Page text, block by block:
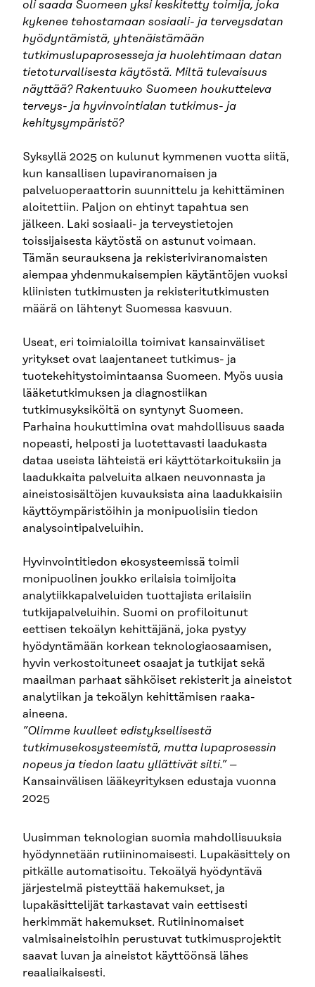
oli saada Suomeen yksi keskitetty toimija, joka
kykenee tehostamaan sosiaali- ja terveysdatan
hyödyntämistä, yhtenäistämään
tutkimuslupaprosesseja ja huolehtimaan datan
tietoturvallisesta käytöstä. Miltä tulevaisuus
näyttää? Rakentuuko Suomeen houkutteleva
terveys- ja hyvinvointialan tutkimus- ja
kehitysympäristö?
Syksyllä 2025 on kulunut kymmenen vuotta siitä,
kun kansallisen lupaviranomaisen ja
palveluoperaattorin suunnittelu ja kehittäminen
aloitettiin. Paljon on ehtinyt tapahtua sen
jälkeen. Laki sosiaali- ja terveystietojen
toissijaisesta käytöstä on astunut voimaan.
Tämän seurauksena ja rekisteriviranomaisten
aiempaa yhdenmukaisempien käytäntöjen vuoksi
kliinisten tutkimusten ja rekisteritutkimusten
määrä on lähtenyt Suomessa kasvuun.
Useat, eri toimialoilla toimivat kansainväliset
yritykset ovat laajentaneet tutkimus- ja
tuotekehitystoimintaansa Suomeen. Myös uusia
lääketutkimuksen ja diagnostiikan
tutkimusyksiköitä on syntynyt Suomeen.
Parhaina houkuttimina ovat mahdollisuus saada
nopeasti, helposti ja luotettavasti laadukasta
dataa useista lähteistä eri käyttötarkoituksiin ja
laadukkaita palveluita alkaen neuvonnasta ja
aineistosisältöjen kuvauksista aina laadukkaisiin
käyttöympäristöihin ja monipuolisiin tiedon
analysointipalveluihin.
Hyvinvointitiedon ekosysteemissä toimii
monipuolinen joukko erilaisia toimijoita
analytiikkapalveluiden tuottajista erilaisiin
tutkijapalveluihin. Suomi on profiloitunut
eettisen tekoälyn kehittäjänä, joka pystyy
hyödyntämään korkean teknologiaosaamisen,
hyvin verkostoituneet osaajat ja tutkijat sekä
maailman parhaat sähköiset rekisterit ja aineistot
analytiikan ja tekoälyn kehittämisen raaka-
aineena.
”Olimme kuulleet edistyksellisestä
tutkimusekosysteemistä, mutta lupaprosessin
nopeus ja tiedon laatu yllättivät silti.”–
Kansainvälisen lääkeyrityksen edustaja vuonna
2025
Uusimman teknologian suomia mahdollisuuksia
hyödynnetään rutiininomaisesti. Lupakäsittely on
pitkälle automatisoitu. Tekoälyä hyödyntävä
järjestelmä pisteyttää hakemukset, ja
lupakäsittelijät tarkastavat vain eettisesti
herkimmät hakemukset. Rutiininomaiset
valmisaineistoihin perustuvat tutkimusprojektit
saavat luvan ja aineistot käyttöönsä lähes
reaaliaikaisesti.